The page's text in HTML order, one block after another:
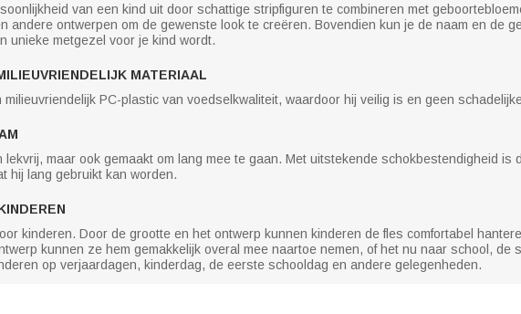
van een kind uit door schattige stripfiguren te combineren met
andere ontwerpen om de gewenste look te creëren. Bovendien kun je de naam en de
unieke metgezel voor je kind wordt.
MATERIAAL
PC-plastic van voedselkwaliteit, waardoor hij veilig is en geen
maar ook gemaakt om lang mee te gaan. Met uitstekende schokbestendigheid is
hij lang gebruikt kan worden.
kinderen. Door de grootte en het ontwerp kunnen kinderen de fles comfortabel
kunnen ze hem gemakkelijk overal mee naartoe nemen, of het nu naar school, de
op verjaardagen, kinderdag, de eerste schooldag en andere gelegenheden.